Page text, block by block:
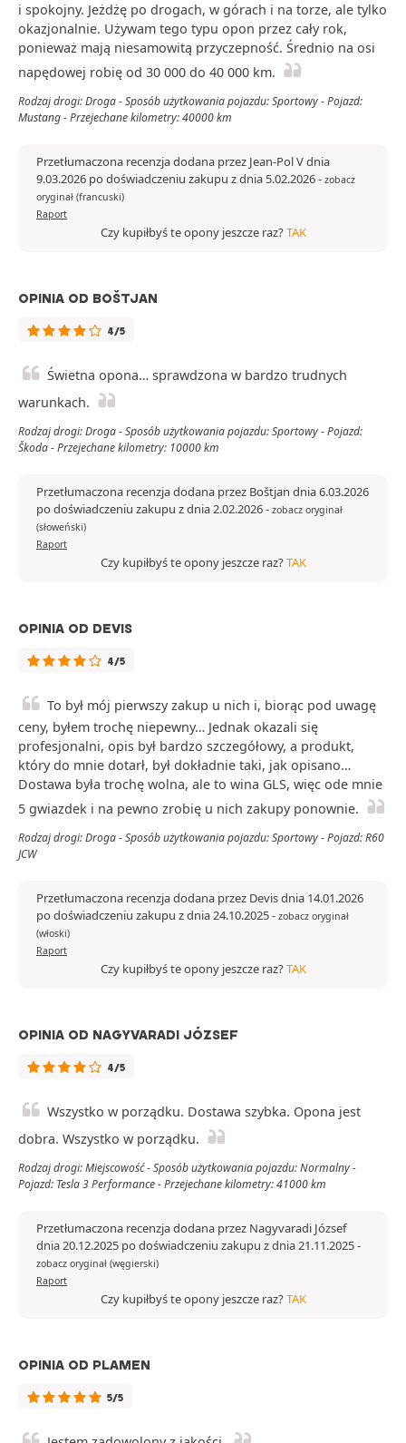
i spokojny. Jeżdżę po drogach, w górach i na torze, ale tylko
okazjonalnie. Używam tego typu opon przez cały rok,
ponieważ mają niesamowitą przyczepność. Średnio na osi
napędowej robię od 30 000 do 40 000 km.
Rodzaj drogi: Droga - Sposób użytkowania pojazdu: Sportowy - Pojazd:
Mustang - Przejechane kilometry: 40000 km
Przetłumaczona recenzja dodana przez Jean-Pol V dnia
9.03.2026 po doświadczeniu zakupu z dnia 5.02.2026- zobacz
oryginał (francuski)
Raport
Czy kupiłbyś te opony jeszcze raz?TAK
OPINIA OD BOŠTJAN
4/5
Świetna opona… sprawdzona w bardzo trudnych
warunkach.
Rodzaj drogi: Droga - Sposób użytkowania pojazdu: Sportowy - Pojazd:
Škoda - Przejechane kilometry: 10000 km
Przetłumaczona recenzja dodana przez Boštjan dnia 6.03.2026
po doświadczeniu zakupu z dnia 2.02.2026- zobacz oryginał
(słoweński)
Raport
Czy kupiłbyś te opony jeszcze raz?TAK
OPINIA OD DEVIS
4/5
To był mój pierwszy zakup u nich i, biorąc pod uwagę
ceny, byłem trochę niepewny… Jednak okazali się
profesjonalni, opis był bardzo szczegółowy, a produkt,
który do mnie dotarł, był dokładnie taki, jak opisano…
Dostawa była trochę wolna, ale to wina GLS, więc ode mnie
5 gwiazdek i na pewno zrobię u nich zakupy ponownie.
Rodzaj drogi: Droga - Sposób użytkowania pojazdu: Sportowy - Pojazd: R60
JCW
Przetłumaczona recenzja dodana przez Devis dnia 14.01.2026
po doświadczeniu zakupu z dnia 24.10.2025- zobacz oryginał
(włoski)
Raport
Czy kupiłbyś te opony jeszcze raz?TAK
OPINIA OD NAGYVARADI JÓZSEF
4/5
Wszystko w porządku. Dostawa szybka. Opona jest
dobra. Wszystko w porządku.
Rodzaj drogi: Miejscowość - Sposób użytkowania pojazdu: Normalny -
Pojazd: Tesla 3 Performance - Przejechane kilometry: 41000 km
Przetłumaczona recenzja dodana przez Nagyvaradi József
dnia 20.12.2025 po doświadczeniu zakupu z dnia 21.11.2025-
zobacz oryginał (węgierski)
Raport
Czy kupiłbyś te opony jeszcze raz?TAK
OPINIA OD PLAMEN
5/5